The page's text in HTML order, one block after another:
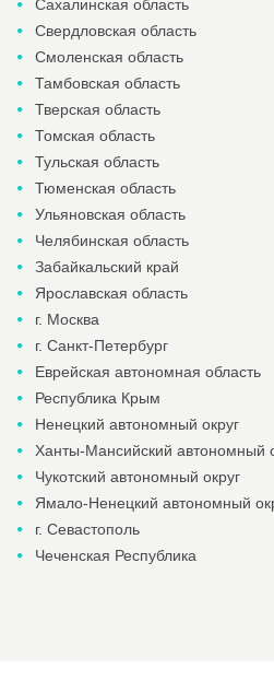
Сахалинская область
Свердловская область
Смоленская область
Тамбовская область
Тверская область
Томская область
Тульская область
Тюменская область
Ульяновская область
Челябинская область
Забайкальский край
Ярославская область
г. Москва
г. Санкт-Петербург
Еврейская автономная область
Республика Крым
Ненецкий автономный округ
Ханты-Мансийский автономный
Чукотский автономный округ
Ямало-Ненецкий автономный
г. Севастополь
Чеченская Республика